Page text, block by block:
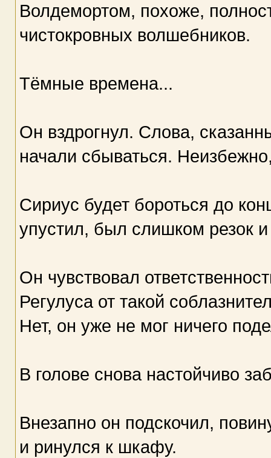
Волдемортом, похоже,
чистокровных волшебников.
Тёмные времена...
Он вздрогнул. Слова,
начали сбываться.
Сириус будет бороться до
упустил, был слишком резок
Он чувствовал
Регулуса от такой
Нет, он уже не мог ничего
В голове снова настойчиво
Внезапно он подскочил,
и ринулся к шкафу.